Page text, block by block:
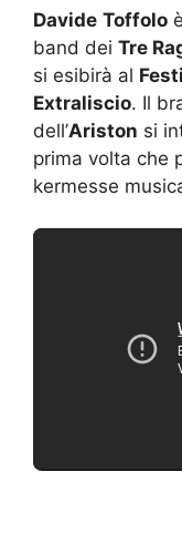
Davide Toffolo
band dei Tre
si esibirà al
Extraliscio. Il
dell’Ariston si
prima volta che
kermesse